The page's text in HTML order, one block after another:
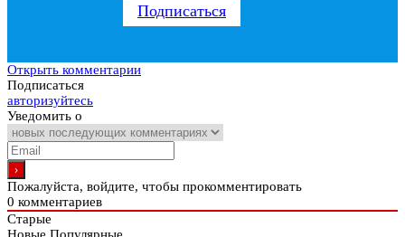
Подписаться
Открыть комментарии
Подписаться
авторизуйтесь
Уведомить о
Пожалуйста, войдите, чтобы прокомментировать
0 комментариев
Старые